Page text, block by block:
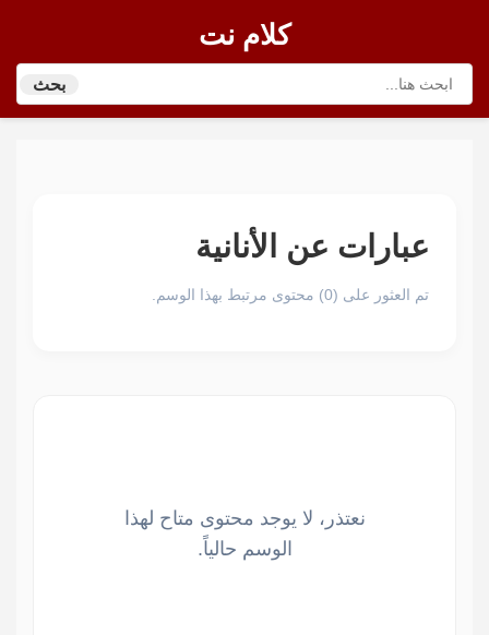
كلام نت
بحث
عبارات عن الأنانية
تم العثور على (0) محتوى مرتبط بهذا الوسم.
نعتذر، لا يوجد محتوى متاح لهذا
الوسم حالياً.